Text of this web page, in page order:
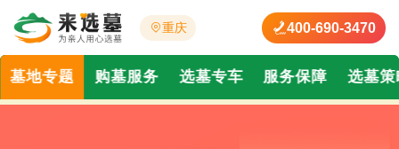
重庆 400-690-3470
墓地专题 购墓服务 选墓专车 服务保障 选墓策